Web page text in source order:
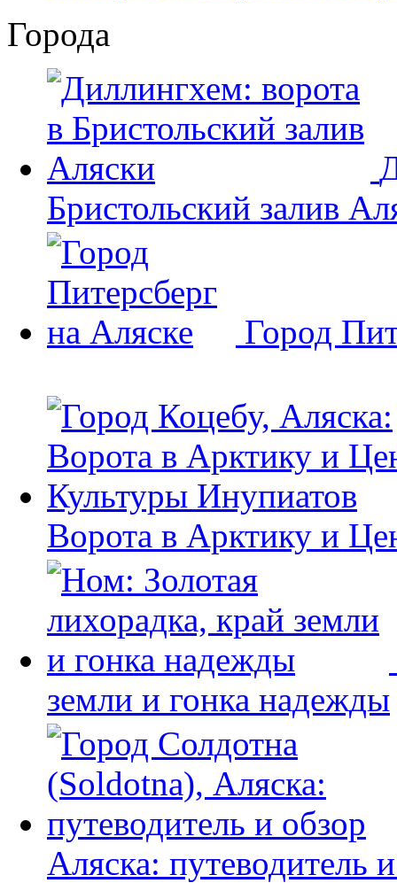
Города
Бристольский залив
Город
Ворота в Арктику и
земли и гонка надежды
Аляска: путеводитель